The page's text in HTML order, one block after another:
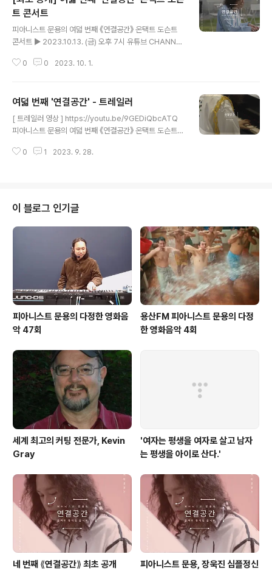
트 콘서트
피아니스트 문용의 여덟 번째 《연결공간》 온택트 도슨트
콘서트 ▶️ 2023.10.13. (금) 오후 7시 유튜브 CHANNEL
L SODA SODA (Space Of Design and Architectu
ng.com http://moontara.co.kr 주최·주관 문타라엔터
테인먼트 | 협력 소다미술관 화성시 후원 온라인미디어 예
술활동 지원 문화체육관광부 한국문화예술위원회 2023
어 예술활동 지원' 사업의 지원을 받아 제작되었습니다. #
0 0 2023. 10. 1.
여덟 번째 '연결공간' - 트레일러
[ 트레일러 영상 ] https://youtu.be/9GEDiQbcATQ
피아니스트 문용의 여덟 번째 《연결공간》 온택트 도슨트
SODA https://youtu.be/X2GsX_opgX4 CHANNE
ng - 망각 http://moonyong.com http://moontara.c
o.kr 주최·주관 문타라엔터테인먼트 | 협력 소다미술관 화
성시 후원 온라인미디어 예술활동 지원 문화체육관광부 한
국문화예술위원회 2023년 문화체육관광부와..
0 1 2023. 9. 28.
이 블로그 인기글
피아니스트 문용의 다정한 영화음
악 47회
용산FM 피아니스트 문용의 다정
한 영화음악 4회
세계 최고의 커팅 전문가, Kevin
Gray
'여자는 평생을 여자로 살고 남자
는 평생을 아이로 산다.'
네 번째 ⟪연결공간⟫ 최초 공개
피아니스트 문용, 장욱진 심플정신